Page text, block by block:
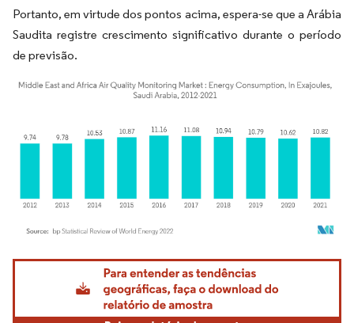
Portanto, em virtude dos pontos acima, espera-se que a Arábia
Saudita registre crescimento significativo durante o período
de previsão.
Imagem © Mordor Intelligence. O reuso requer atribuição conforme CC BY 4.0.